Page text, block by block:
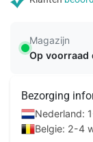
Magazijn
Op voorraad
Bezorging
Nederland:
Belgie: 2-4